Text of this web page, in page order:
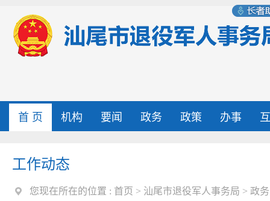
首 页 机构 要闻 政务 政策 办事
工作动态
您现在所在的位置 : 首页 > 汕尾市退役军人事务局 > 政务